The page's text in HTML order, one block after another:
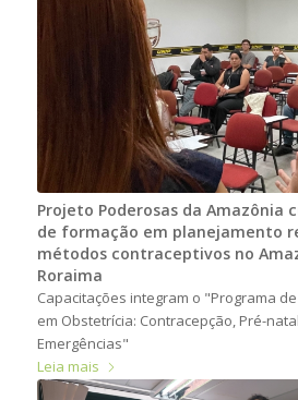
Projeto Poderosas da Amazônia
de formação em planejamento
métodos contraceptivos no
Roraima
Capacitações integram o "Programa
em Obstetrícia: Contracepção, Pré-
Emergências"
Leia mais